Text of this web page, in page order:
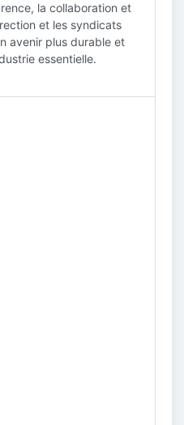
la collaboration et
et les syndicats
avenir plus durable et
essentielle.